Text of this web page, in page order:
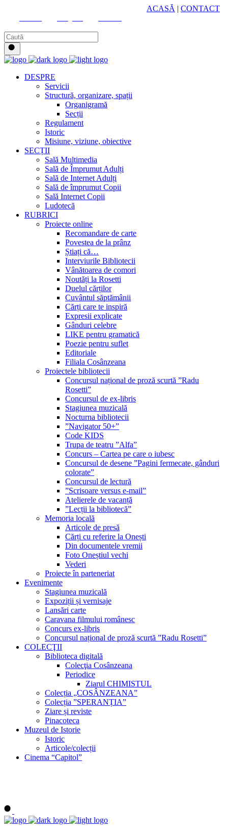
ACASĂ | CONTACT
DESPRE
Servicii
Structură, organizare, spații
Organigramă
Secții
Regulament
Istoric
Misiune, viziune, obiective
SECȚII
Sală Multimedia
Sală de Împrumut Adulți
Sală de Internet Adulți
Sală de împrumut Copii
Sală Internet Copii
Ludotecă
RUBRICI
Proiecte online
Recomandare de carte
Povestea de la prânz
Știați că…
Interviurile Bibliotecii
Vânătoarea de comori
Noutăți la Rosetti
Duelul cărților
Cuvântul săptămânii
Cărți care te inspiră
Expresii explicate
Gânduri celebre
LIKE pentru gramatică
Poezie pentru suflet
Editoriale
Filiala Cosânzeana
Proiectele bibliotecii
Concursul național de proză scurtă ”Radu
Rosetti”
Concursul de ex-libris
Stagiunea muzicală
Nocturna bibliotecii
”Navigator 50+”
Code KIDS
Trupa de teatru ”Alfa”
Concurs – Cartea pe care o iubesc
Concursul de desene ”Pagini fermecate, gânduri
colorate”
Concursul de lectură
”Scrisoare versus e-mail”
Atelierele de vacanță
”Lecții la bibliotecă”
Memoria locală
Articole de presă
Cărți cu referire la Onești
Din documentele vremii
Foto Oneștiul vechi
Vederi
Proiecte în parteneriat
Evenimente
Stagiunea muzicală
Expoziții și vernisaje
Lansări carte
Caravana filmului românesc
Concurs ex-libris
Concursul național de proză scurtă ”Radu Rosetti”
COLECŢII
Biblioteca digitală
Colecţia Cosânzeana
Periodice
Ziarul CHIMISTUL
Colecția „COSÂNZEANA”
Colecția ”SPERANȚIA”
Ziare și reviste
Pinacoteca
Muzeul de Istorie
Istoric
Articole/colecții
Cinema “Capitol”